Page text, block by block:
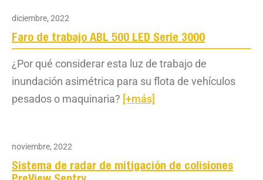
diciembre, 2022
Faro de trabajo ABL 500 LED Serie 3000
¿Por qué considerar esta luz de trabajo de
inundación asimétrica para su flota de vehículos
pesados o maquinaria? [+más]
noviembre, 2022
Sistema de radar de mitigación de colisiones